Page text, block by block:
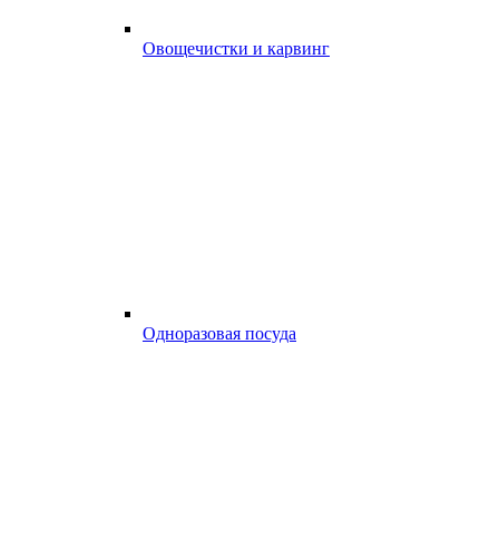
Овощечистки и карвинг
Одноразовая посуда